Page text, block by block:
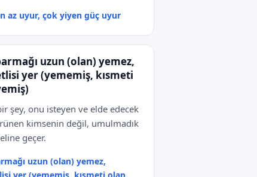
az uyur, çok yiyen güç uyur
uzun (olan) yemez,
yer (yememiş, kısmeti
şey, onu isteyen ve elde edecek
kimsenin değil, umulmadık
geçer.
uzun (olan) yemez,